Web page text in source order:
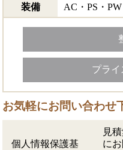
装備
AC・PS・
プライ
お気軽にお問い合わせ
個人情報保護基
見
に